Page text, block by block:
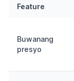
Feature
Buwanang
presyo